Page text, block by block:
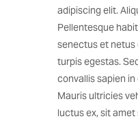
adipiscing elit.
Pellentesque
senectus et netus
turpis egestas.
convallis sapien
Mauris ultricies
luctus ex, sit